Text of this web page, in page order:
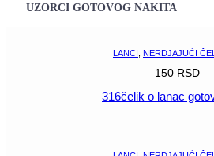
UZORCI GOTOVOG NAKITA
LANCI NERDJAJUĆI
150 RSD
316čelik o lanac